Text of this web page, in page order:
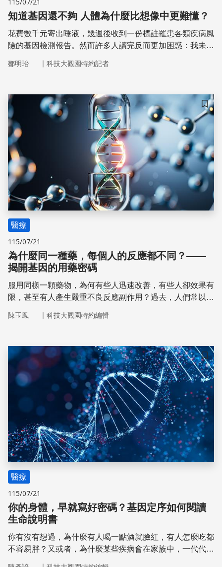
知道基因還不夠 人體為什麼比想像中更難懂？
花費數千元寄出唾液，幾週後收到一份標註罹患各類疾病風
險的基因檢測報告。然而許多人讀完反而更加困惑：我未來
然模糊？
鄒明珆 ｜ 科技大觀園特約記者
儲存
醫療
115/07/21
為什麼同一種藥，每個人的反應都不同？——
揭開基因的用藥密碼
服用同樣一顆藥物，為何有些人迅速改善，有些人卻效果有
限，甚至有人產生嚴重不良反應副作用？過去，人們常以
陳玉鳳 ｜ 科技大觀園特約編輯
儲存
醫療
115/07/21
你的身體，早就寫好密碼？基因定序如何閱讀
生命說明書
你有沒有想過，為什麼有人喝一點酒就臉紅，有人怎麼吃都
不容易胖？又或者，為什麼某些疾病會在家族中，一代代接